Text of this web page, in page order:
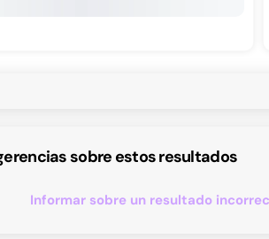
sobre estos resultados
Informar sobre un resultado